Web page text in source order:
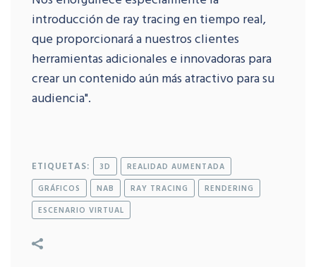
introducción de ray tracing en tiempo real,
que proporcionará a nuestros clientes
herramientas adicionales e innovadoras para
crear un contenido aún más atractivo para su
audiencia".
ETIQUETAS: 3D
REALIDAD AUMENTADA
GRÁFICOS
NAB RAY TRACING
RENDERING
ESCENARIO VIRTUAL